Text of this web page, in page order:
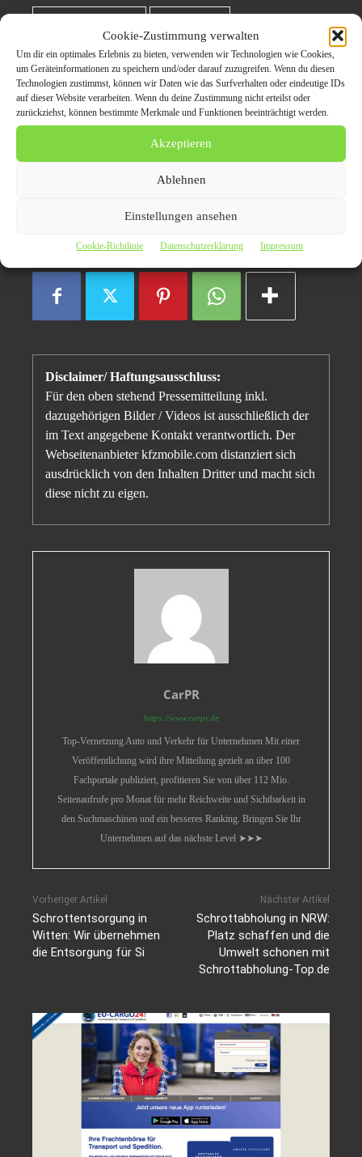
Cookie-Zustimmung verwalten
Um dir ein optimales Erlebnis zu bieten, verwenden wir Technologien wie Cookies,
um Geräteinformationen zu speichern und/oder darauf zuzugreifen. Wenn du diesen
Technologien zustimmst, können wir Daten wie das Surfverhalten oder eindeutige IDs
auf dieser Website verarbeiten. Wenn du deine Zustimmung nicht erteilst oder
zurückziehst, können bestimmte Merkmale und Funktionen beeinträchtigt werden.
Akzeptieren
Ablehnen
Einstellungen ansehen
Cookie-Richtlinie Datenschutzerklärung Impressum
LKW-Fahrer gesucht LKW-Fahrer Jobs
LKW-Fahrer Karriere
LKW-Fahrer Stellenangebote
Disclaimer/ Haftungsausschluss:
Für den oben stehend Pressemitteilung inkl.
dazugehörigen Bilder / Videos ist ausschließlich der
im Text angegebene Kontakt verantwortlich. Der
Webseitenanbieter kfzmobile.com distanziert sich
ausdrücklich von den Inhalten Dritter und macht sich
diese nicht zu eigen.
CarPR
https://www.carpr.de
Top-Vernetzung Auto und Verkehr für Unternehmen Mit einer
Veröffentlichung wird ihre Mitteilung gezielt an über 100
Fachportale publiziert, profitieren Sie von über 112 Mio.
Seitenaufrufe pro Monat für mehr Reichweite und Sichtbarkeit in
den Suchmaschinen und ein besseres Ranking. Bringen Sie Ihr
Unternehmen auf das nächste Level ➤➤➤
Vorheriger Artikel
Schrottentsorgung in
Witten: Wir übernehmen
die Entsorgung für Si
Nächster Artikel
Schrottabholung in NRW:
Platz schaffen und die
Umwelt schonen mit
Schrottabholung-Top.de